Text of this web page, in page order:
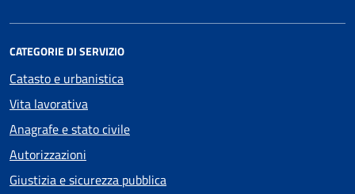
CATEGORIE DI SERVIZIO
Catasto e urbanistica
Vita lavorativa
Anagrafe e stato civile
Autorizzazioni
Giustizia e sicurezza pubblica